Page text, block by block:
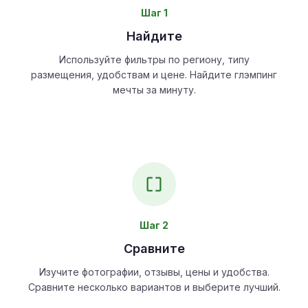
Шаг 1
Найдите
Используйте фильтры по региону, типу
размещения, удобствам и цене. Найдите глэмпинг
мечты за минуту.
Шаг 2
Сравните
Изучите фотографии, отзывы, цены и удобства.
Сравните несколько вариантов и выберите лучший.